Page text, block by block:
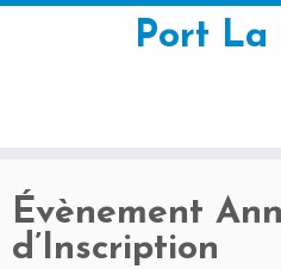
au
contenu
Port La
Évènement
d’Inscription